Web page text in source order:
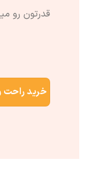
قدرتون رو
خرید راحت